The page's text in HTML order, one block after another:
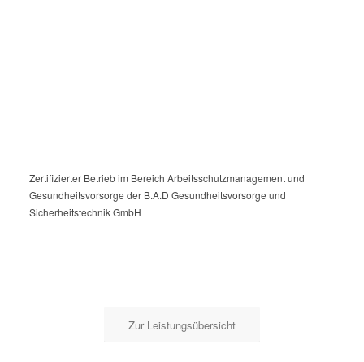
Zertifizierter Betrieb im Bereich Arbeitsschutzmanagement und
Gesundheitsvorsorge der B.A.D Gesundheitsvorsorge und
Sicherheitstechnik GmbH
Zur Leistungsübersicht